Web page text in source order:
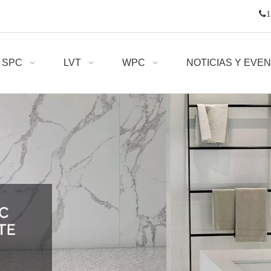

SPC LVT WPC NOTICIAS Y